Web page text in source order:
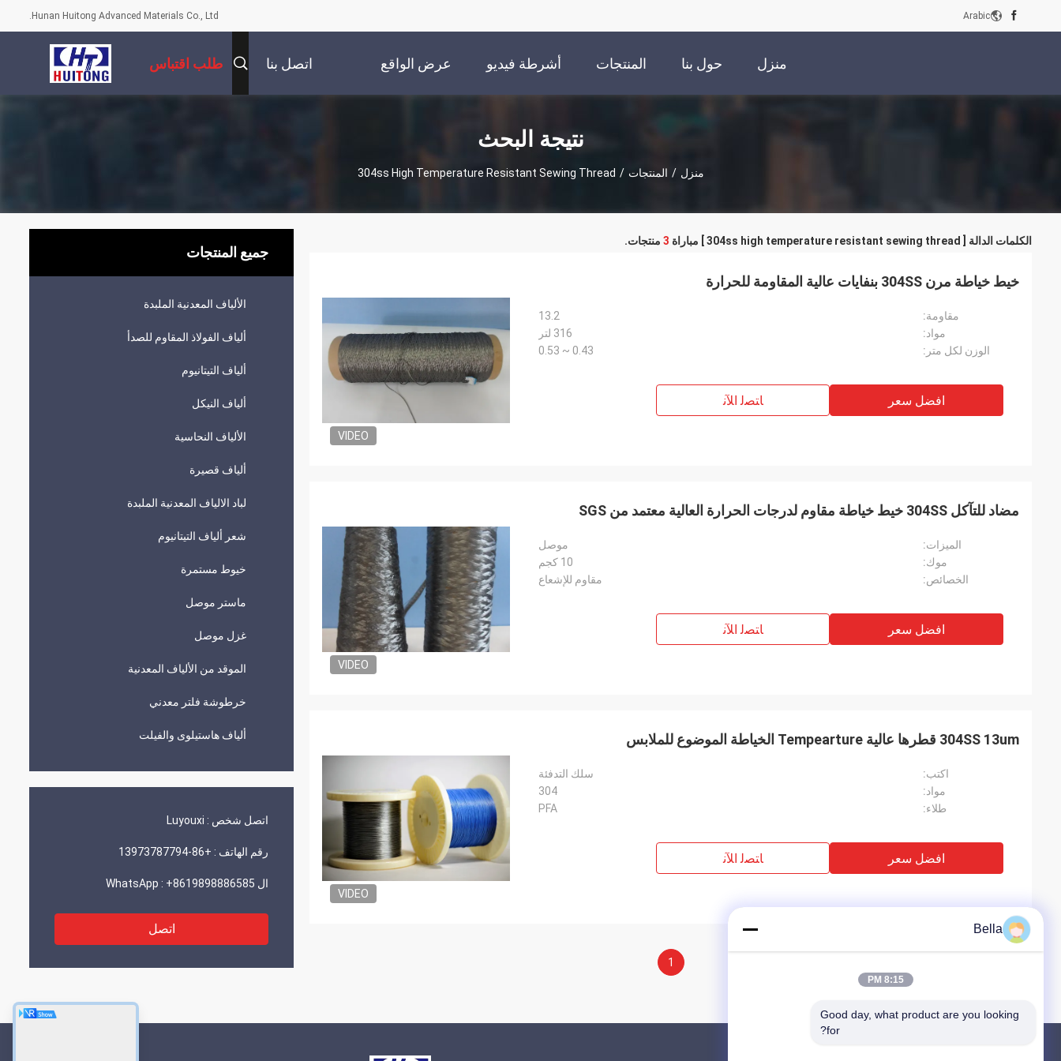
Hunan Huitong Advanced Materials Co., Ltd. Arabic
منزل حول بنا المنتجات أشرطة فيديو عرض الواقع اتصل بنا طلب اقتباس
نتيجة البحث
منزل / المنتجات /
304ss High Temperature Resistant Sewing Thread
جميع المنتجات
الألياف المعدنية الملبدة
ألياف الفولاذ المقاوم للصدأ
ألياف التيتانيوم
ألياف النيكل
الألياف النحاسية
ألياف قصيرة
لباد الالياف المعدنية الملبدة
شعر ألياف التيتانيوم
خيوط مستمرة
ماستر موصل
غزل موصل
الموقد من الألياف المعدنية
خرطوشة فلتر معدني
ألياف هاستيلوى والفيلت
اتصل شخص : Luyouxi
رقم الهاتف : +86-13973787794
ال WhatsApp : +8619898886585
اتصل
الكلمات الدالة [ 304ss high temperature resistant sewing thread ] مباراة 3 منتجات.
VIDEO
خيط خياطة مرن 304SS بنفايات عالية المقاومة للحرارة
مقاومة:
13.2
مواد:
316 لتر
الوزن لكل متر:
0.43 ~ 0.53
افضل سعر ﺎﺘﺼﻟ ﺍﻶﻧ
VIDEO
مضاد للتآكل 304SS خيط خياطة مقاوم لدرجات الحرارة العالية معتمد من SGS
الميزات:
موصل
موك:
10 كجم
الخصائص:
مقاوم للإشعاع
افضل سعر ﺎﺘﺼﻟ ﺍﻶﻧ
VIDEO
304SS 13um قطرها عالية Tempearture الخياطة الموضوع للملابس
اكتب:
سلك التدفئة
مواد:
304
طلاء:
PFA
افضل سعر ﺎﺘﺼﻟ ﺍﻶﻧ
1
Bella
8:15 PM
Good day, what product are you looking
for?